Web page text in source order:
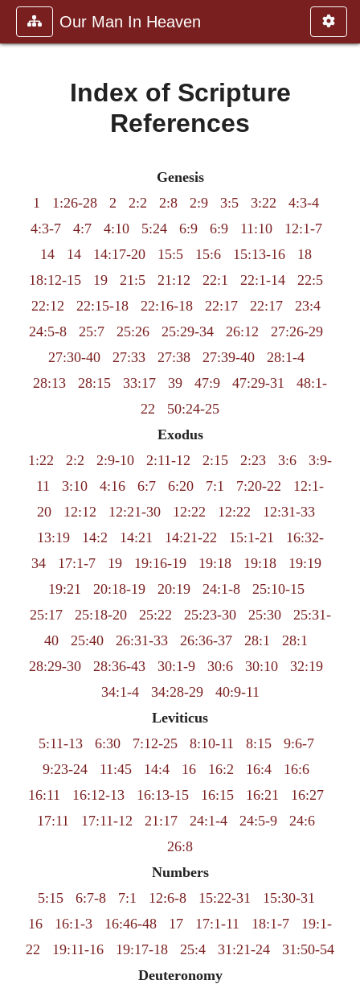
Our Man In Heaven
Index of Scripture
References
Genesis
1
1:26-28 2 2:2 2:8 2:9 3:5 3:22
4:3-4
4:3-7
4:7 4:10 5:24 6:9 6:9 11:10
12:1-7
14
14 14:17-20 15:5 15:6 15:13-16
18
18:12-15
19 21:5 21:12 22:1 22:1-14
22:5
22:12
22:15-18 22:16-18 22:17 22:17
23:4
24:5-8
25:7 25:26 25:29-34 26:12
27:26-29
27:30-40
27:33 27:38 27:39-40
28:1-4
28:13
28:15 33:17 39 47:9 47:29-31
48:1-
22
50:24-25
Exodus
1:22
2:2 2:9-10 2:11-12 2:15 2:23 3:6
3:9-
11
3:10 4:16 6:7 6:20 7:1 7:20-22
12:1-
20
12:12 12:21-30 12:22 12:22
12:31-33
13:19
14:2 14:21 14:21-22 15:1-21
16:32-
34
17:1-7 19 19:16-19 19:18 19:18
19:19
19:21
20:18-19 20:19 24:1-8
25:10-15
25:17
25:18-20 25:22 25:23-30 25:30
25:31-
40
25:40 26:31-33 26:36-37 28:1
28:1
28:29-30
28:36-43 30:1-9 30:6 30:10
32:19
34:1-4
34:28-29
40:9-11
Leviticus
5:11-13
6:30 7:12-25 8:10-11 8:15
9:6-7
9:23-24
11:45 14:4 16 16:2 16:4
16:6
16:11
16:12-13 16:13-15 16:15 16:21
16:27
17:11
17:11-12 21:17 24:1-4 24:5-9
24:6
26:8
Numbers
5:15
6:7-8 7:1 12:6-8 15:22-31
15:30-31
16
16:1-3 16:46-48 17 17:1-11 18:1-7
19:1-
22
19:11-16 19:17-18 25:4 31:21-24
31:50-54
Deuteronomy